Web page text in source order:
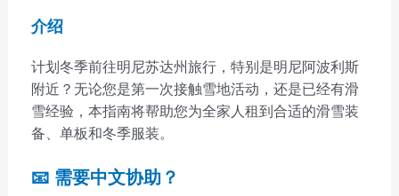
介绍
计划冬季前往明尼苏达州旅行，特别是明尼阿波利斯
附近？无论您是第一次接触雪地活动，还是已经有滑
雪经验，本指南将帮助您为全家人租到合适的滑雪装
备、单板和冬季服装。
📧 需要中文协助？